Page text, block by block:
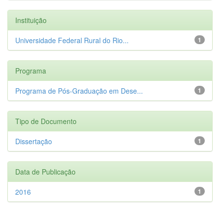
Instituição
1
Universidade Federal Rural do Rio...
Programa
1
Programa de Pós-Graduação em Dese...
Tipo de Documento
1
Dissertação
Data de Publicação
1
2016